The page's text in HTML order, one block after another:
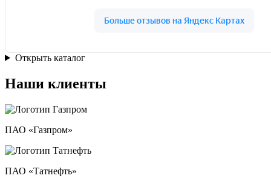
Открыть каталог
Наши клиенты
ПАО «Газпром»
ПАО «Татнефть»